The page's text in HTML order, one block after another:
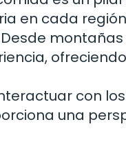
en cada
Desde
con
una